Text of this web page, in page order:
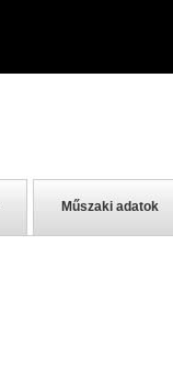
Műszaki adatok